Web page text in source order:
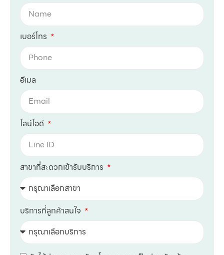
เบอร์โทร
อีเมล
ไลน์ไอดี
สาขาที่สะดวกเข้ารับบริการ
บริการที่ลูกค้าสนใจ